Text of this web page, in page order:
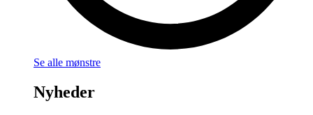
Se alle mønstre
Nyheder